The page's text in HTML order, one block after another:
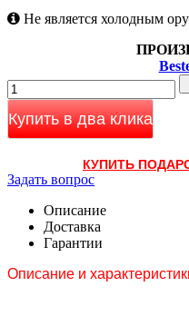
Не является холодным
Купить в два клика
КУПИТЬ
Задать вопрос
Описание
Доставка
Гарантии
Описание и